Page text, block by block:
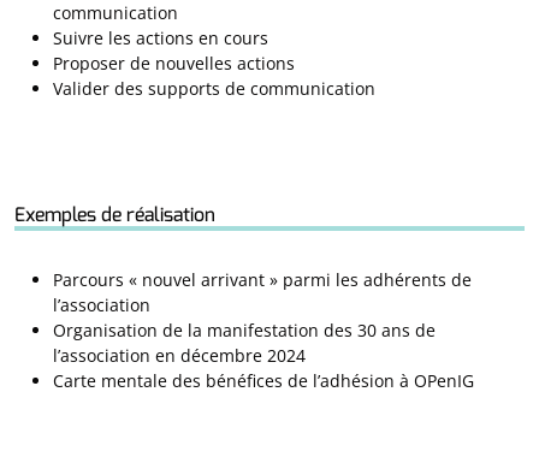
communication
Suivre les actions en cours
Proposer de nouvelles actions
Valider des supports de communication
Exemples de réalisation
Parcours « nouvel arrivant » parmi les adhérents de
l’association
Organisation de la manifestation des 30 ans de
l’association en décembre 2024
Carte mentale des bénéfices de l’adhésion à OPenIG